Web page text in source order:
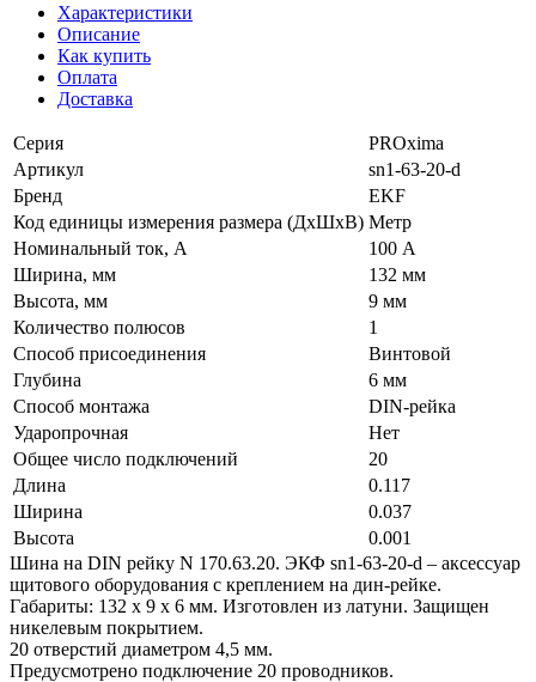
Характеристики
Описание
Как купить
Оплата
Доставка
Серия
PROxima
Артикул
sn1-63-20-d
Бренд
EKF
Код единицы измерения размера (ДхШхВ) Метр
Номинальный ток, А
100 А
Ширина, мм
132 мм
Высота, мм
9 мм
Количество полюсов
1
Способ присоединения
Винтовой
Глубина
6 мм
Способ монтажа
DIN-рейка
Ударопрочная
Нет
Общее число подключений
20
Длина
0.117
Ширина
0.037
Высота
0.001
Шина на DIN рейку N 170.63.20. ЭКФ sn1-63-20-d – аксессуар
щитового оборудования с креплением на дин-рейке.
Габариты: 132 х 9 х 6 мм. Изготовлен из латуни. Защищен
никелевым покрытием.
20 отверстий диаметром 4,5 мм.
Предусмотрено подключение 20 проводников.